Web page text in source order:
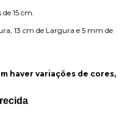
15 cm.
13 cm de Largura e 5 mm de
haver variações de cores,